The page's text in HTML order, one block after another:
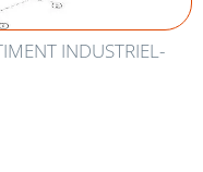
INDUSTRIEL-